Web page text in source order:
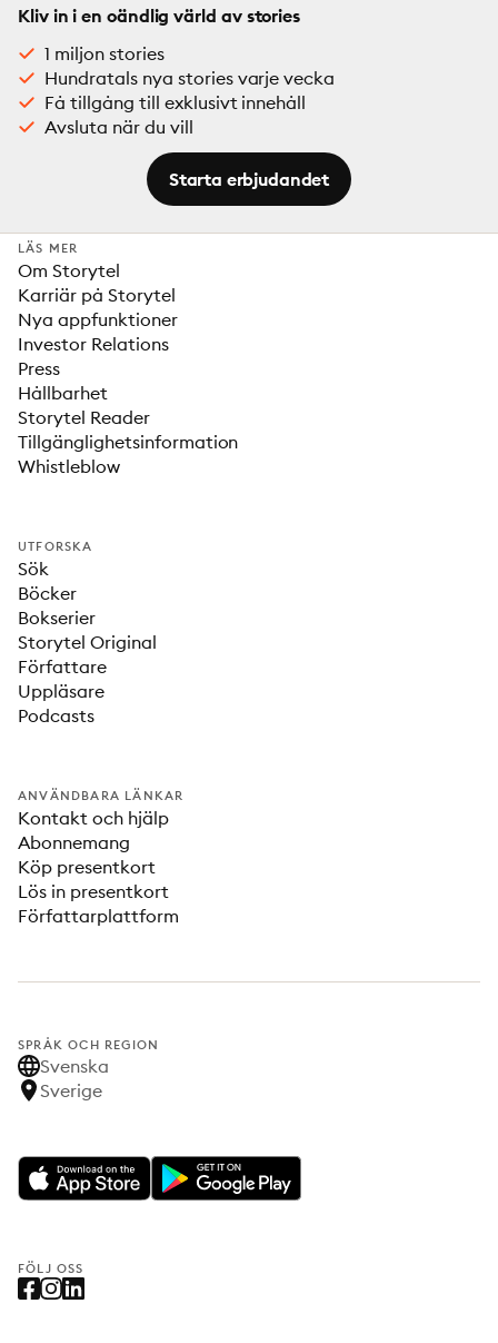
Kliv in i en oändlig värld av stories
1 miljon stories
Hundratals nya stories varje vecka
Få tillgång till exklusivt innehåll
Avsluta när du vill
Starta erbjudandet
LÄS MER
Om Storytel
Karriär på Storytel
Nya appfunktioner
Investor Relations
Press
Hållbarhet
Storytel Reader
Tillgänglighetsinformation
Whistleblow
UTFORSKA
Sök
Böcker
Bokserier
Storytel Original
Författare
Uppläsare
Podcasts
ANVÄNDBARA LÄNKAR
Kontakt och hjälp
Abonnemang
Köp presentkort
Lös in presentkort
Författarplattform
SPRÅK OCH REGION
Svenska
Sverige
FÖLJ OSS